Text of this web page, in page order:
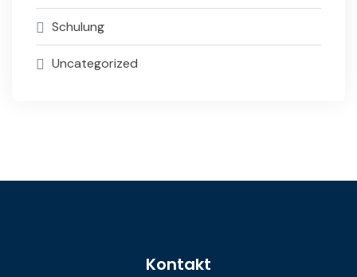
Schulung
Uncategorized
Kontakt